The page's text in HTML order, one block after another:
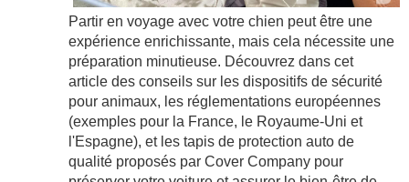
Partir en voyage avec votre chien peut être une
expérience enrichissante, mais cela nécessite une
préparation minutieuse. Découvrez dans cet
article des conseils sur les dispositifs de sécurité
pour animaux, les réglementations européennes
(exemples pour la France, le Royaume-Uni et
l'Espagne), et les tapis de protection auto de
qualité proposés par Cover Company pour